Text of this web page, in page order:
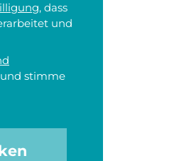
, dass
und
stimme